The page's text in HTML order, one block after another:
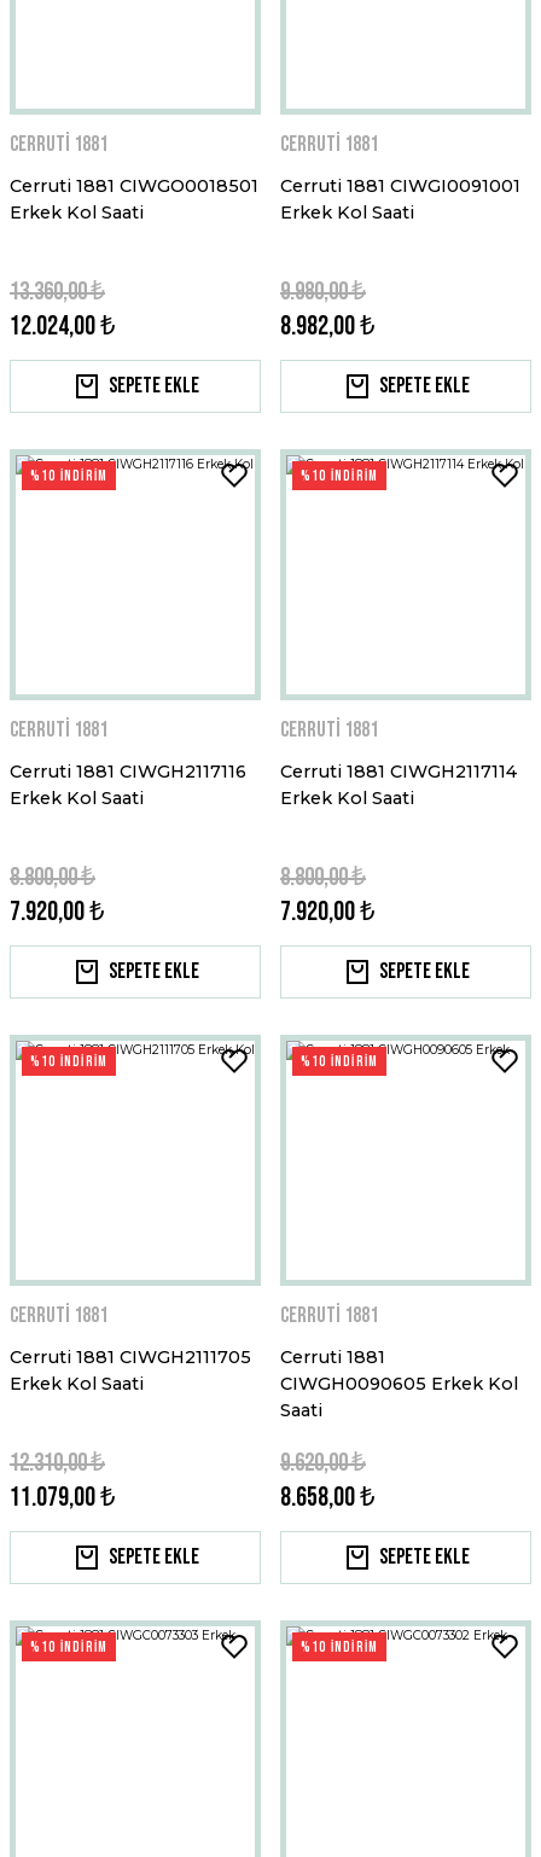
Cerruti 1881
Cerruti 1881 CIWGO0018501
Erkek Kol Saati
12.024,00 ₺
13.360,00 ₺
Sepete Ekle
Cerruti 1881
Cerruti 1881 CIWGI0091001
Erkek Kol Saati
8.982,00 ₺
9.980,00 ₺
Sepete Ekle
%10 İNDİRİM
Cerruti 1881
Cerruti 1881 CIWGH2117116
Erkek Kol Saati
7.920,00 ₺
8.800,00 ₺
Sepete Ekle
%10 İNDİRİM
Cerruti 1881
Cerruti 1881 CIWGH2117114
Erkek Kol Saati
7.920,00 ₺
8.800,00 ₺
Sepete Ekle
%10 İNDİRİM
Cerruti 1881
Cerruti 1881 CIWGH2111705
Erkek Kol Saati
11.079,00 ₺
12.310,00 ₺
Sepete Ekle
%10 İNDİRİM
Cerruti 1881
Cerruti 1881
CIWGH0090605 Erkek Kol
Saati
8.658,00 ₺
9.620,00 ₺
Sepete Ekle
%10 İNDİRİM %10 İNDİRİM